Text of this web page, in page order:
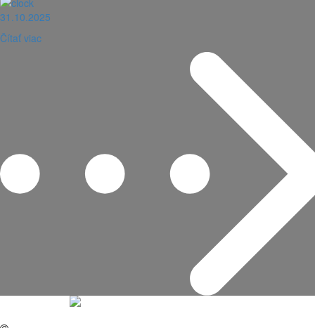
31.10.2025
Čítať viac